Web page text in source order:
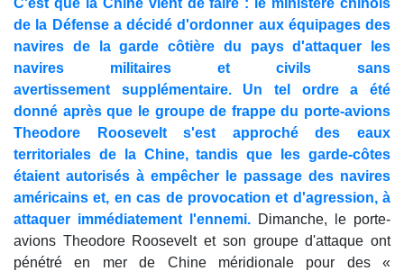
C'est que la Chine vient de faire : le ministère chinois
de la Défense a décidé d'ordonner aux équipages des
navires de la garde côtière du pays d'attaquer les
navires militaires et civils sans
avertissement supplémentaire. Un tel ordre a été
donné après que le groupe de frappe du porte-avions
Theodore Roosevelt s'est approché des eaux
territoriales de la Chine, tandis que les garde-côtes
étaient autorisés à empêcher le passage des navires
américains et, en cas de provocation et d'agression, à
attaquer immédiatement l'ennemi. Dimanche, le porte-
avions Theodore Roosevelt et son groupe d'attaque ont
pénétré en mer de Chine méridionale pour des «